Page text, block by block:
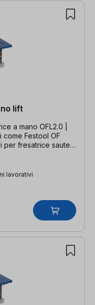
lift
a mano OFL2.0 |
Festool OF
per fresatrice sauter
lavorativi